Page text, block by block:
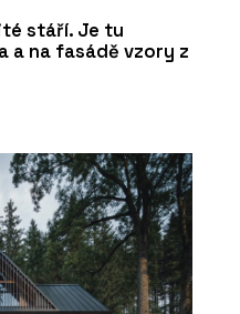
stáří. Je tu
a na fasádě vzory z